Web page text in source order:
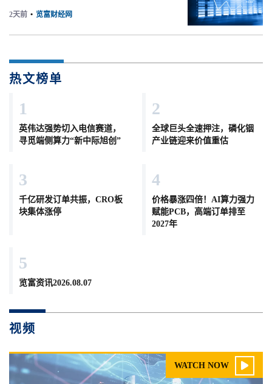
2天前 • 览富财经网
热文榜单
1
英伟达强势切入电信赛道，
寻觅端侧算力“新中际旭创”
2
全球巨头全速押注，磷化铟
产业链迎来价值重估
3
千亿研发订单共振，CRO板
块集体涨停
4
价格暴涨四倍！AI算力强力
赋能PCB，高端订单排至
2027年
5
览富资讯2026.08.07
视频
WATCH NOW 